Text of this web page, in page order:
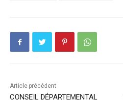
Article précédent
CONSEIL DÉPARTEMENTAL